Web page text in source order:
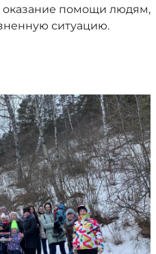
оказание помощи людям,
ситуацию.